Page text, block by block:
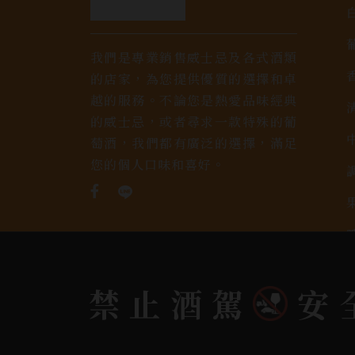
我們是專業銷售威士忌及各式酒類
的店家，為您提供優質的選擇和卓
越的服務。不論您是熱愛品味經典
的威士忌，或者尋求一款特殊的葡
萄酒，我們都有廣泛的選擇，滿足
您的個人口味和喜好。
禁止酒駕 安